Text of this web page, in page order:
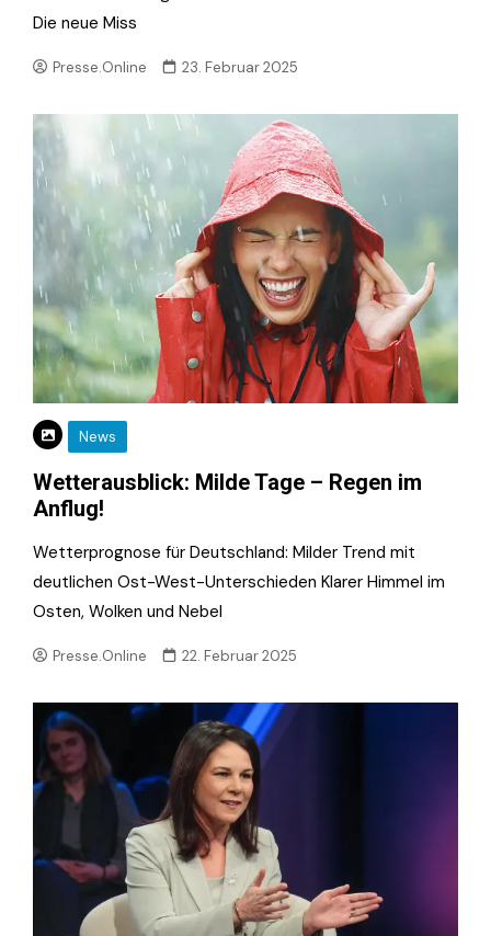
Die neue Miss
Presse.Online 23. Februar 2025
News
Wetterausblick: Milde Tage – Regen im
Anflug!
Wetterprognose für Deutschland: Milder Trend mit
deutlichen Ost-West-Unterschieden Klarer Himmel im
Osten, Wolken und Nebel
Presse.Online 22. Februar 2025